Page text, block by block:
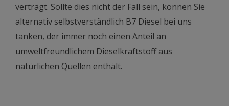
verträgt. Sollte dies nicht der Fall sein, können Sie
alternativ selbstverständlich B7 Diesel bei uns
tanken, der immer noch einen Anteil an
umweltfreundlichem Dieselkraftstoff aus
natürlichen Quellen enthält.